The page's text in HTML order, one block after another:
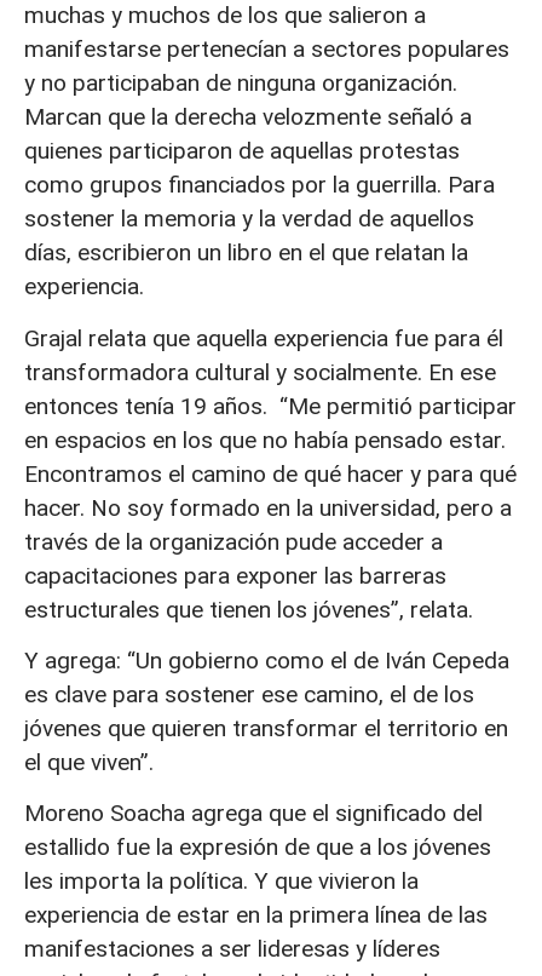
muchas y muchos de los que salieron a
manifestarse pertenecían a sectores populares
y no participaban de ninguna organización.
Marcan que la derecha velozmente señaló a
quienes participaron de aquellas protestas
como grupos financiados por la guerrilla. Para
sostener la memoria y la verdad de aquellos
días, escribieron un libro en el que relatan la
experiencia.
Grajal relata que aquella experiencia fue para él
transformadora cultural y socialmente. En ese
entonces tenía 19 años. “Me permitió participar
en espacios en los que no había pensado estar.
Encontramos el camino de qué hacer y para qué
hacer. No soy formado en la universidad, pero a
través de la organización pude acceder a
capacitaciones para exponer las barreras
estructurales que tienen los jóvenes”, relata.
Y agrega: “Un gobierno como el de Iván Cepeda
es clave para sostener ese camino, el de los
jóvenes que quieren transformar el territorio en
el que viven”.
Moreno Soacha agrega que el significado del
estallido fue la expresión de que a los jóvenes
les importa la política. Y que vivieron la
experiencia de estar en la primera línea de las
manifestaciones a ser lideresas y líderes